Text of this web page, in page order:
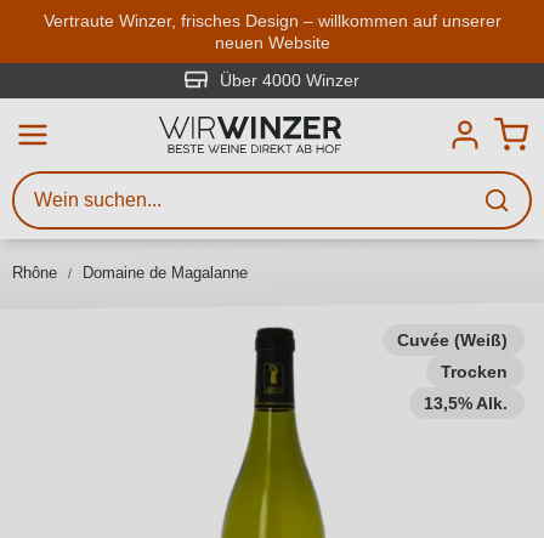
Zum Hauptinhalt springen
Vertraute Winzer, frisches Design – willkommen auf unserer
neuen Website
Über 4000 Winzer
Rhône Domaine de Magalanne
Cuvée (Weiß)
Trocken
13,5% Alk.
Weinsuche
Mindestens 3 Zeichen eingeben
Beschreiben Sie, welchen Wein
Sie suchen – ob nach Geschmack,
Region, Winzer oder anderen